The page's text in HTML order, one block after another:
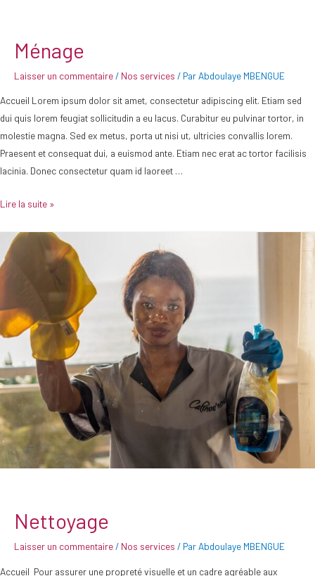
Ménage
Laisser un commentaire/ Nos services / Par Abdoulaye MBENGUE
Accueil Lorem ipsum dolor sit amet, consectetur adipiscing elit. Etiam sed
dui quis lorem feugiat sollicitudin a eu lacus. Curabitur eu pulvinar tortor, in
molestie magna. Sed ex metus, porta ut nisi ut, ultricies convallis lorem.
Praesent et consequat dui, a euismod ante. Etiam nec erat ac tortor facilisis
lacinia. Donec consectetur quam id laoreet …
Lire la suite »
Nettoyage
Laisser un commentaire/ Nos services / Par Abdoulaye MBENGUE
Accueil Pour assurer une propreté visuelle et un cadre agréable aux